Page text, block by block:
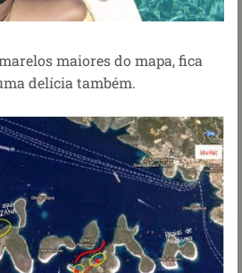
maiores do mapa, fica
delícia também.